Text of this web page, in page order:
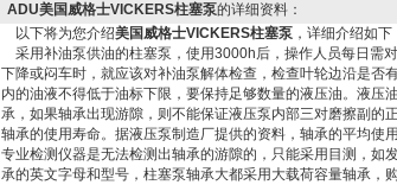
ADU美国威格士VICKERS柱塞泵的详细资料：
以下将为您介绍美国威格士VICKERS柱塞泵 ，详细介绍如下
采用补油泵供油的柱塞泵，使用3000h后，操作人员每日需
下降或闷车时，就应该对补油泵解体检查，检查叶轮边沿是否
内的油液不得低于油标下限，要保持足够数量的液压油。 液压油
承，如果轴承出现游隙，则不能保证液压泵内部三对磨擦副的
轴承的使用寿命。据液压泵制造厂提供的资料，轴承的平均
专业检测仪器是无法检测出轴承的游隙的，只能采用目测，如
承的英文字母和型号，柱塞泵轴承大都采用大载荷容量轴承，